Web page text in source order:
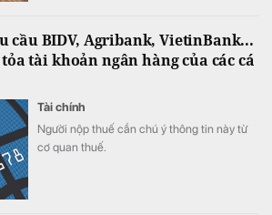
cầu BIDV, Agribank, VietinBank...
tài khoản ngân hàng của các cá
Tài chính
Người nộp thuế cần chú ý thông tin này từ
cơ quan thuế.